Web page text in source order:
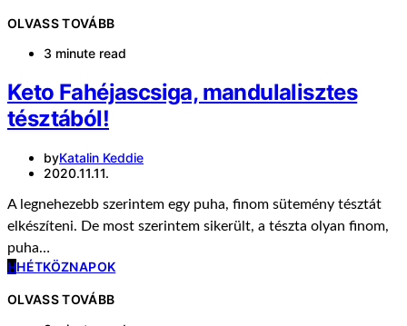
OLVASS TOVÁBB
3 minute read
Keto Fahéjascsiga, mandulalisztes
tésztából!
byKatalin Keddie
2020.11.11.
A legnehezebb szerintem egy puha, finom sütemény tésztát
elkészíteni. De most szerintem sikerült, a tészta olyan finom,
puha…
HHÉTKÖZNAPOK
OLVASS TOVÁBB